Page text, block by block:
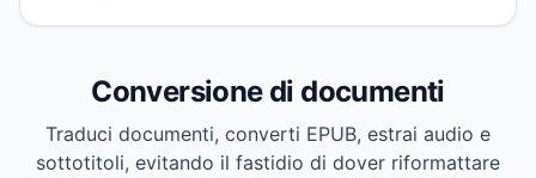
Conversione di documenti
Traduci documenti, converti EPUB, estrai audio e
sottotitoli, evitando il fastidio di dover riformattare